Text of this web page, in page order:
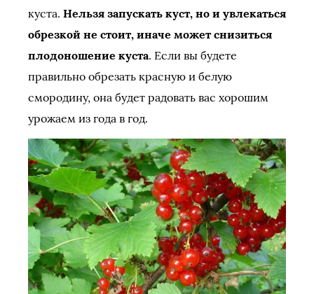
куста. Нельзя запускать куст, но и увлекаться
обрезкой не стоит, иначе может снизиться
плодоношение куста. Если вы будете
правильно обрезать красную и белую
смородину, она будет радовать вас хорошим
урожаем из года в год.